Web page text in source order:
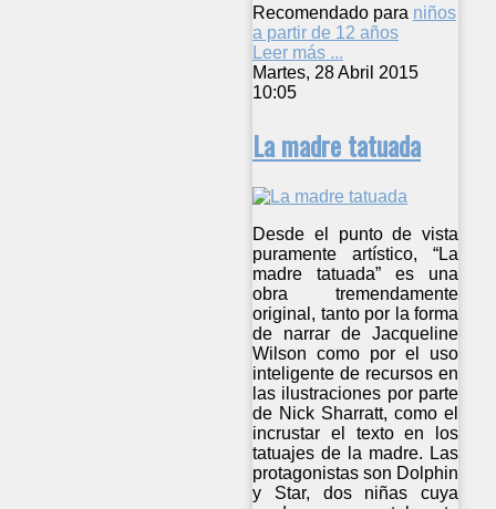
Recomendado para niños
a partir de 12 años
Leer más ...
Martes, 28 Abril 2015
10:05
La madre tatuada
Desde el punto de vista
puramente artístico, “La
madre tatuada” es una
obra tremendamente
original, tanto por la forma
de narrar de Jacqueline
Wilson como por el uso
inteligente de recursos en
las ilustraciones por parte
de Nick Sharratt, como el
incrustar el texto en los
tatuajes de la madre. Las
protagonistas son Dolphin
y Star, dos niñas cuya